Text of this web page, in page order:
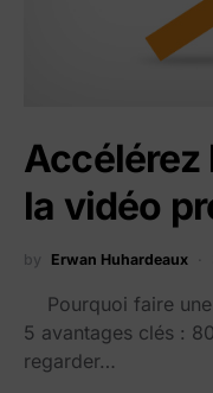
Accélérez
la vidéo
by Erwan Huhardeaux
Pourquoi faire une
5 avantages clés :
regarder…